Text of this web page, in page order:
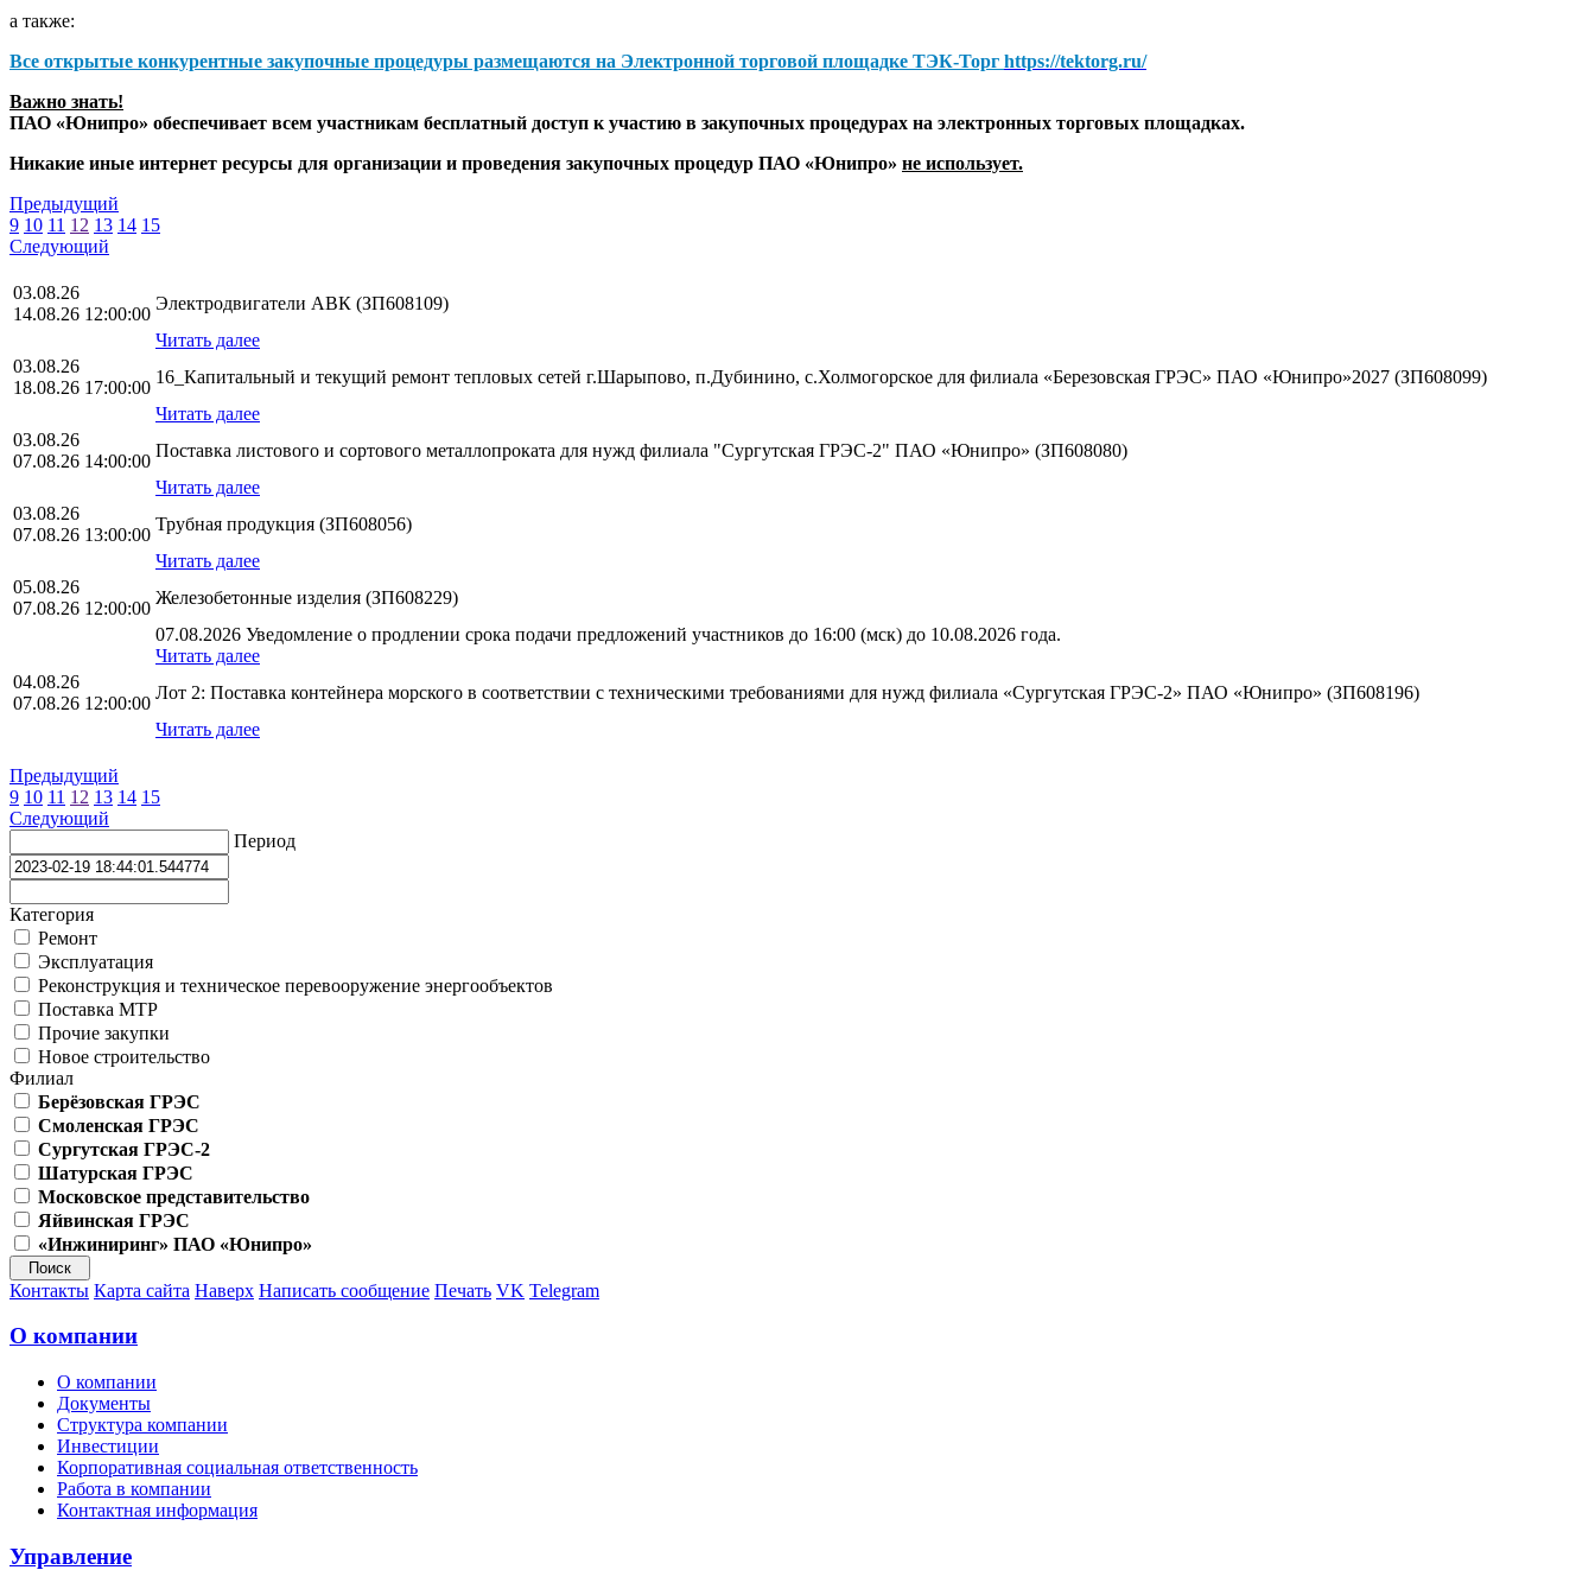
а также:
Все открытые конкурентные закупочные процедуры размещаются на Электронной торговой площадке ТЭК-Торг https://tektorg.ru/
Важно знать!
ПАО «Юнипро» обеспечивает всем участникам бесплатный доступ к участию в закупочных процедурах на электронных торговых площадках.
Никакие иные интернет ресурсы для организации и проведения закупочных процедур ПАО «Юнипро» не использует.
Предыдущий
9 10 11 12 13 14 15
Следующий
03.08.26
14.08.26 12:00:00
Электродвигатели АВК (ЗП608109)
Читать далее
03.08.26
18.08.26 17:00:00
16_Капитальный и текущий ремонт тепловых сетей г.Шарыпово, п.Дубинино, с.Холмогорское для филиала «Березовская ГРЭС» ПАО «Юнипро»2027 (ЗП608099)
Читать далее
03.08.26
07.08.26 14:00:00
Поставка листового и сортового металлопроката для нужд филиала "Сургутская ГРЭС-2" ПАО «Юнипро» (ЗП608080)
Читать далее
03.08.26
07.08.26 13:00:00
Трубная продукция (ЗП608056)
Читать далее
05.08.26
07.08.26 12:00:00
Железобетонные изделия (ЗП608229)
07.08.2026 Уведомление о продлении срока подачи предложений участников до 16:00 (мск) до 10.08.2026 года.
Читать далее
04.08.26
07.08.26 12:00:00
Лот 2: Поставка контейнера морского в соответствии с техническими требованиями для нужд филиала «Сургутская ГРЭС-2» ПАО «Юнипро» (ЗП608196)
Читать далее
Предыдущий
9 10 11 12 13 14 15
Следующий
Период
Категория
Ремонт
Эксплуатация
Реконструкция и техническое перевооружение энергообъектов
Поставка МТР
Прочие закупки
Новое строительство
Филиал
Берёзовская ГРЭС
Смоленская ГРЭС
Сургутская ГРЭС-2
Шатурская ГРЭС
Московское представительство
Яйвинская ГРЭС
«Инжиниринг» ПАО «Юнипро»
Контакты Карта сайта Наверх Написать сообщение Печать VK Telegram
О компании
О компании
Документы
Структура компании
Инвестиции
Корпоративная социальная ответственность
Работа в компании
Контактная информация
Управление